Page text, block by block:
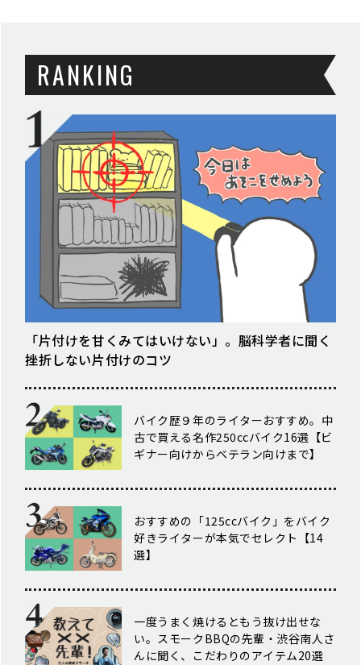
RANKING
「片付けを甘くみてはいけない」。脳科学者に聞く
挫折しない片付けのコツ
バイク歴９年のライターおすすめ。中
古で買える名作250ccバイク16選【ビ
ギナー向けからベテラン向けまで】
おすすめの「125ccバイク」をバイク
好きライターが本気でセレクト【14
選】
一度うまく焼けるともう抜け出せな
い。スモークBBQの先輩・渋谷南人さ
んに聞く、こだわりのアイテム20選